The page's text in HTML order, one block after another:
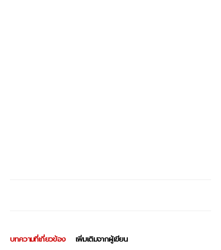
บทความที่เกี่ยวข้อง เพิ่มเติมจากผู้เขียน